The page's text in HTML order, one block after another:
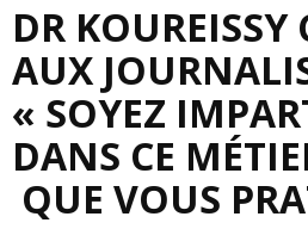
DR KOUREISSY
AUX
« SOYEZ
DANS CE
QUE VOUS